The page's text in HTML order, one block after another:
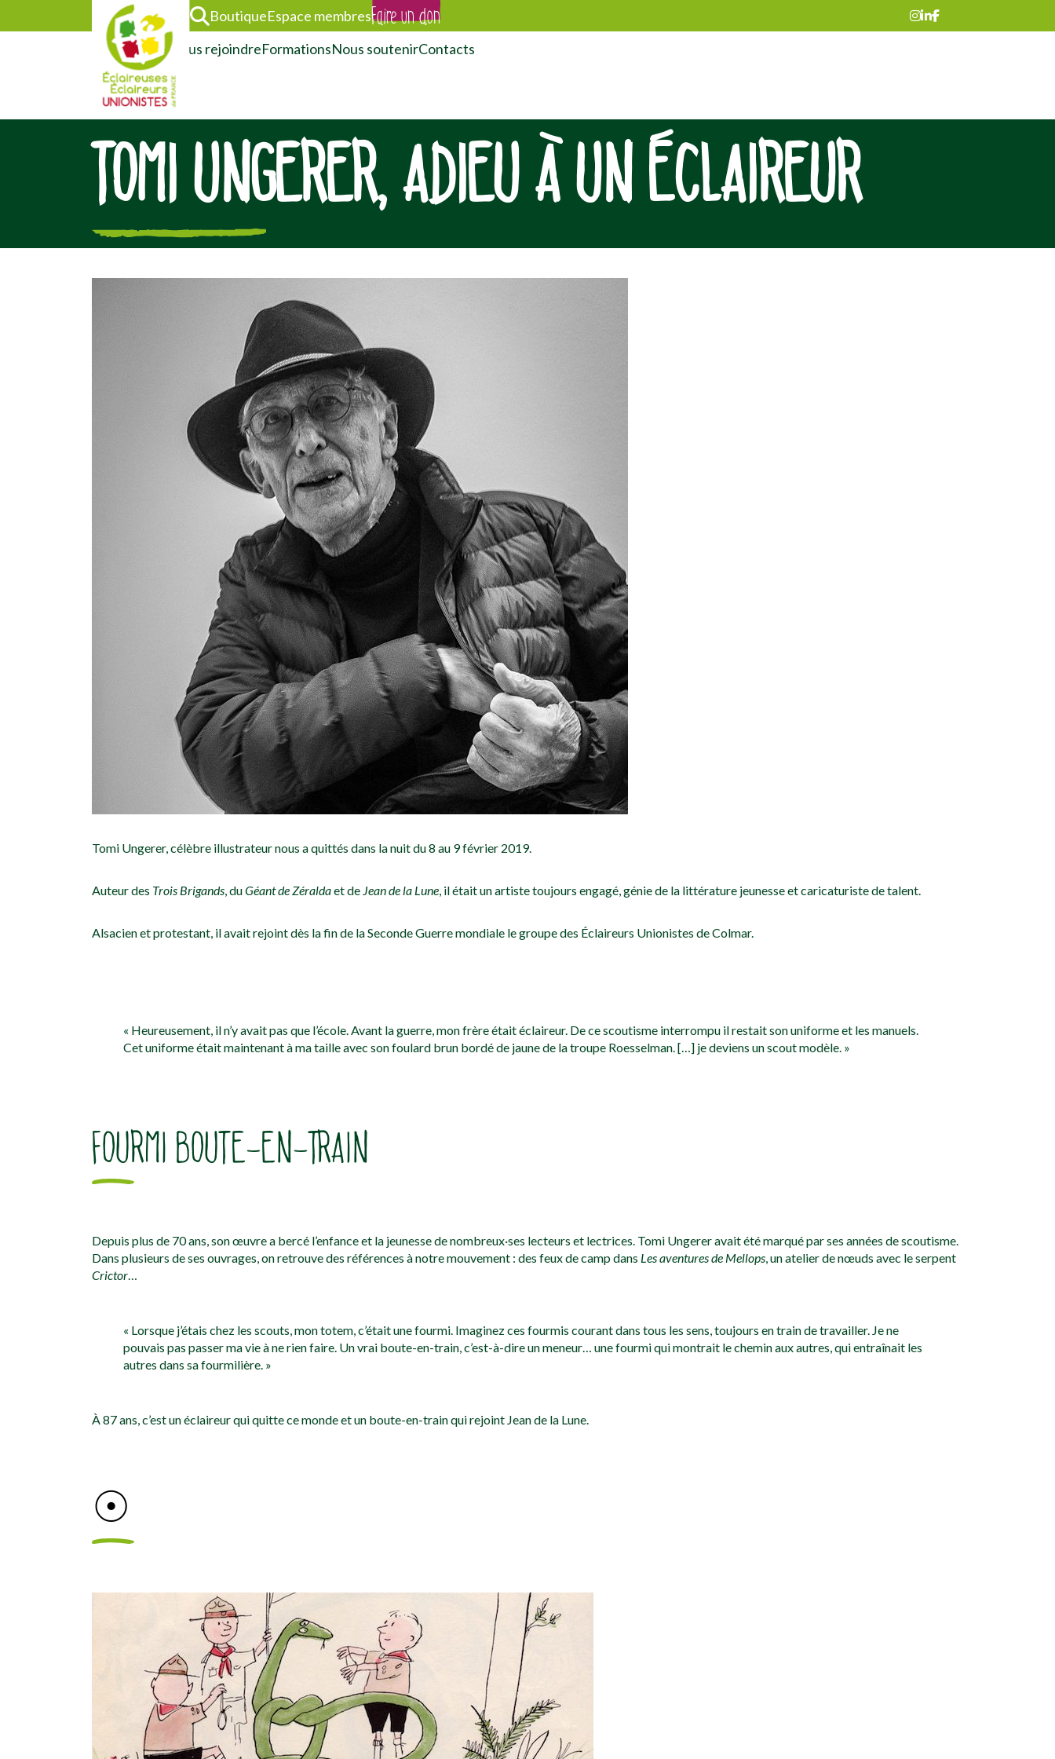
BoutiqueEspace membresFaire un don
L’associationNous rejoindreFormationsNous soutenirContacts
TOMI UNGERER, ADIEU À UN ÉCLAIREUR
Tomi Ungerer, célèbre illustrateur nous a quittés dans la nuit du 8 au 9 février 2019.
Auteur des Trois Brigands, duGéant de Zéraldaet de Jean de la Lune, il était un artiste toujours engagé, génie de la littérature jeunesse et caricaturiste de talent.
Alsacien et protestant, il avait rejoint dès la fin de la Seconde Guerre mondiale le groupe des Éclaireurs Unionistes de Colmar.
« Heureusement, il n’y avait pas que l’école. Avant la guerre, mon frère était éclaireur. De ce scoutisme interrompu il restait son uniforme et les manuels.
Cet uniforme était maintenant à ma taille avec son foulard brun bordé de jaune de la troupe Roesselman. […] je deviens un scout modèle. »
FOURMI BOUTE-EN-TRAIN
Depuis plus de 70 ans, son œuvre a bercé l’enfance et la jeunesse de nombreux·ses lecteurs et lectrices. Tomi Ungerer avait été marqué par ses années de scoutisme.
Dans plusieurs de ses ouvrages, on retrouve des références à notre mouvement : des feux de camp dans Les aventures de Mellops, un atelier de nœuds avec le serpent
Crictor…
« Lorsque j’étais chez les scouts, mon totem, c’était une fourmi. Imaginez ces fourmis courant dans tous les sens, toujours en train de travailler. Je ne
pouvais pas passer ma vie à ne rien faire. Un vrai boute-en-train, c’est-à-dire un meneur… une fourmi qui montrait le chemin aux autres, qui entraînait les
autres dans sa fourmilière. »
À 87 ans, c’est un éclaireur qui quitte ce monde et un boute-en-train qui rejoint Jean de la Lune.
☉